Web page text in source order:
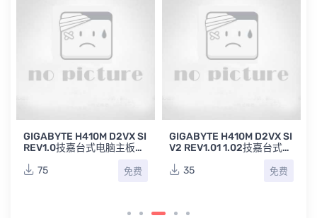
GIGABYTE H410M D2VX SI
REV1.0技嘉台式电脑主板原
75
免费
GIGABYTE H410M D2VX SI
V2 REV1.01 1.02技嘉台式电
35
免费